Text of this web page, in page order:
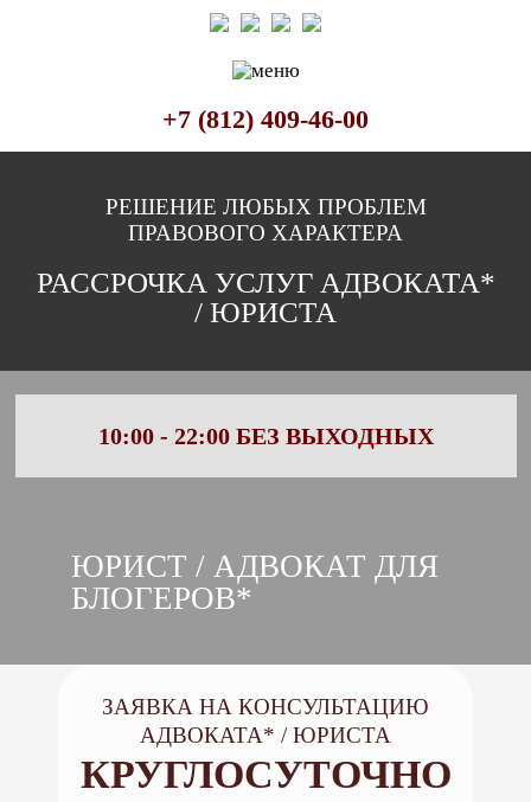
Наши специализации
+7 (812) 409-46-00
РЕШЕНИЕ ЛЮБЫХ ПРОБЛЕМ
ПРАВОВОГО ХАРАКТЕРА
РАССРОЧКА УСЛУГ АДВОКАТА*
/ ЮРИСТА
10:00 - 22:00 БЕЗ ВЫХОДНЫХ
ЗАЯВКА НА КОНСУЛЬТАЦИЮ
АДВОКАТА* / ЮРИСТА
КРУГЛОСУТОЧНО
ЮРИСТ / АДВОКАТ ДЛЯ
БЛОГЕРОВ*